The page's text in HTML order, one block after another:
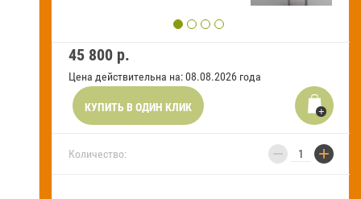
45 800 р.
Цена действительна на: 08.08.2026 года
КУПИТЬ В ОДИН КЛИК
Количество: − +